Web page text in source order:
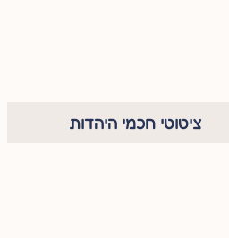
ציטוטי חכמי היהדות